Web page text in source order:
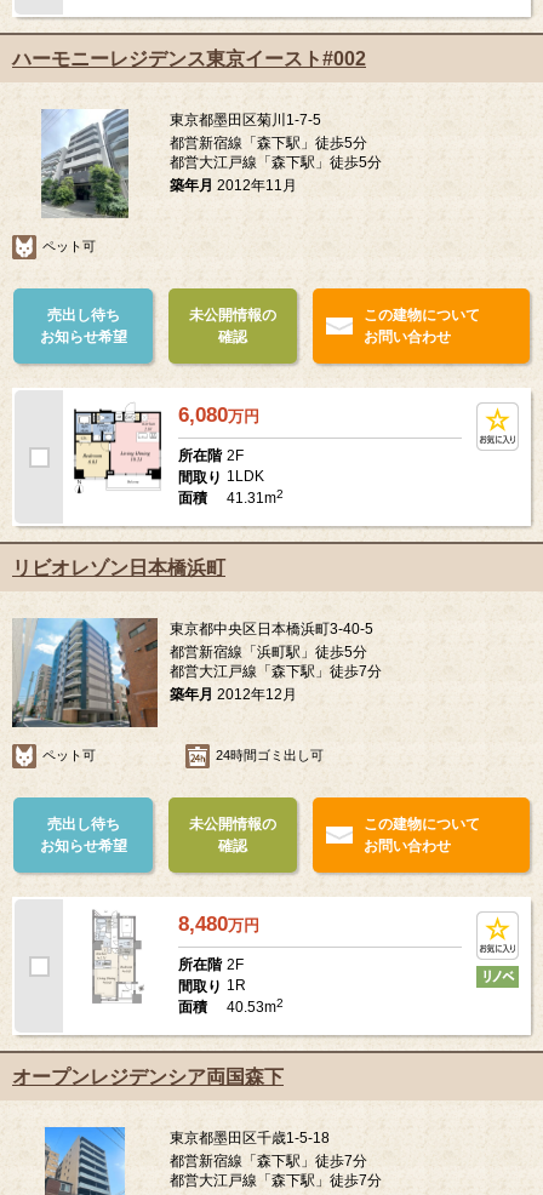
ハーモニーレジデンス東京イースト#002
東京都墨田区菊川1-7-5
都営新宿線「森下駅」徒歩5分
都営大江戸線「森下駅」徒歩5分
築年月 2012年11月
ペット可
売出し待ち
お知らせ希望
未公開情報の
確認
この建物について
お問い合わせ
6,080万円
所在階 2F
間取り 1LDK
面積
41.31m2
リビオレゾン日本橋浜町
東京都中央区日本橋浜町3-40-5
都営新宿線「浜町駅」徒歩5分
都営大江戸線「森下駅」徒歩7分
築年月 2012年12月
ペット可 24時間ゴミ出し可
売出し待ち
お知らせ希望
未公開情報の
確認
この建物について
お問い合わせ
8,480万円
所在階 2F
間取り 1R
面積
40.53m2
オープンレジデンシア両国森下
東京都墨田区千歳1-5-18
都営新宿線「森下駅」徒歩7分
都営大江戸線「森下駅」徒歩7分